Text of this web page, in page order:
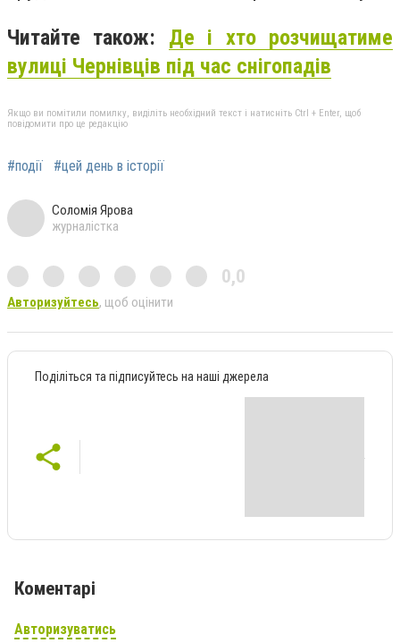
Читайте також: Де і хто розчищатиме
вулиці Чернівців під час снігопадів
Якщо ви помітили помилку, виділіть необхідний текст і натисніть Ctrl + Enter, щоб
повідомити про це редакцію
#події #цей день в історії
Соломія Ярова
журналістка
0,0
Авторизуйтесь, щоб оцінити
Поділіться та підписуйтесь на наші джерела
Коментарі
Авторизуватись